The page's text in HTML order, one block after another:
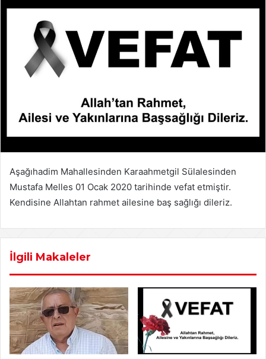
Aşağıhadim Mahallesinden Karaahmetgil Sülalesinden
Mustafa Melles 01 Ocak 2020 tarihinde vefat etmiştir.
Kendisine Allahtan rahmet ailesine baş sağlığı dileriz.
İlgili Makaleler